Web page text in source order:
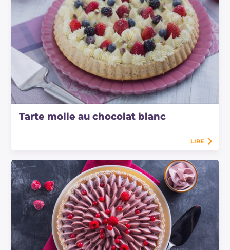
Tarte molle au chocolat blanc
LIRE